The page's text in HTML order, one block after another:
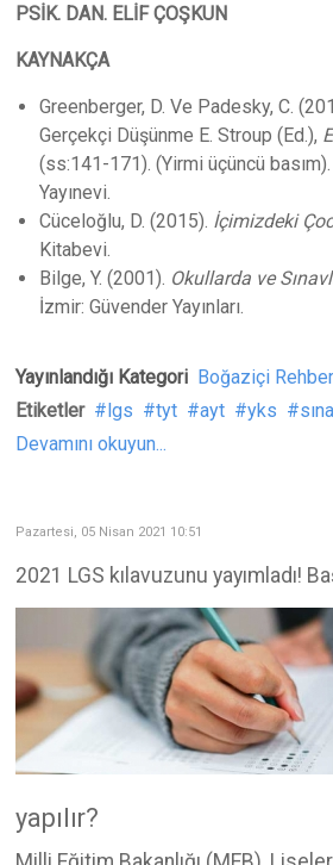
PSİK. DAN. ELİF ÇOŞKUN
KAYNAKÇA
Greenberger, D. Ve Padesky, C.
Gerçekçi Düşünme E. Stroup (Ed.),
(ss:141-171). (Yirmi üçüncü
Yayınevi.
Cüceloğlu, D. (2015). İçimizdeki
Kitabevi.
Bilge, Y. (2001). Okullarda ve
İzmir: Güvender Yayınları.
Yayınlandığı Kategori Boğaziçi
Etiketler
lgs tyt ayt yks
Devamını okuyun...
Pazartesi, 05 Nisan 2021 10:51
2021 LGS kılavuzunu yayımladı!
yapılır?